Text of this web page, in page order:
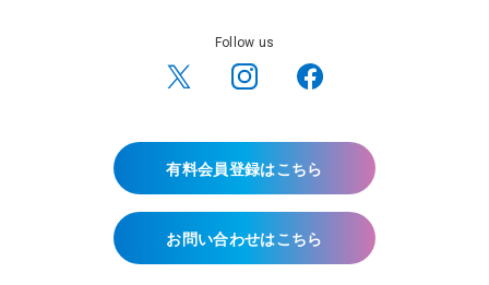
Follow us
有料会員登録はこちら
お問い合わせはこちら